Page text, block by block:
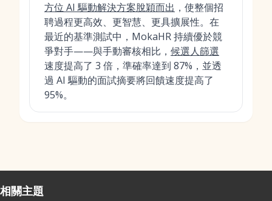
方位 AI 驅動解決方案脫穎而出 ，使整個招
聘過程更高效、更智慧、更具擴展性。在
最近的基準測試中，MokaHR 持續優於競
爭對手——與手動審核相比， 候選人篩選
速度提高了 3 倍，準確率達到 87%，並透
過 AI 驅動的面試摘要將回饋速度提高了
95%。
相關主題